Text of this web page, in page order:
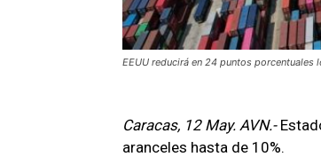
EEUU reducirá en 24 puntos
Caracas, 12 May. AVN.-
aranceles hasta de 10%.